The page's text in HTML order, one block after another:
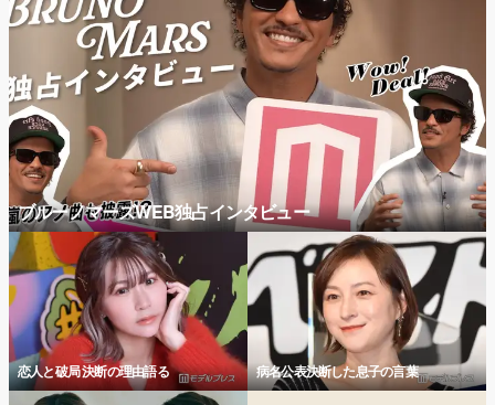
ブルーノマーズWEB独占インタビュー
恋人と破局 決断の理由語る 病名公表決断した息子の言葉